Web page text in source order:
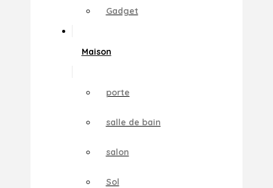
Gadget
Maison
porte
salle de bain
salon
Sol